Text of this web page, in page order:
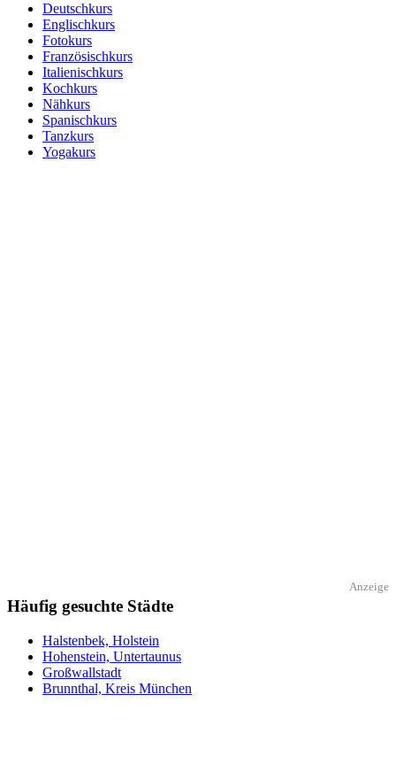
Deutschkurs
Englischkurs
Fotokurs
Französischkurs
Italienischkurs
Kochkurs
Nähkurs
Spanischkurs
Tanzkurs
Yogakurs
Anzeige
Häufig gesuchte Städte
Halstenbek, Holstein
Hohenstein, Untertaunus
Großwallstadt
Brunnthal, Kreis München